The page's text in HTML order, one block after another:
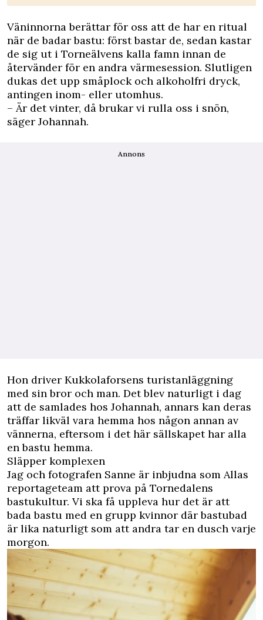
Väninnorna berättar för oss att de har en ritual
när de badar bastu: först bastar de, sedan kastar
de sig ut i Torneälvens kalla famn innan de
återvänder för en andra värmesession. Slutligen
dukas det upp småplock och alkoholfri dryck,
antingen inom- eller utomhus.
– Är det vinter, då brukar vi rulla oss i snön,
säger Johannah.
Annons
Hon driver Kukkolaforsens turistanläggning
med sin bror och man. Det blev naturligt i dag
att de samlades hos Johannah, annars kan deras
träffar likväl vara hemma hos någon annan av
vännerna, eftersom i det här sällskapet har alla
en bastu hemma.
Släpper komplexen
Jag och fotografen Sanne är inbjudna som Allas
reportageteam att prova på Tornedalens
bastukultur. Vi ska få uppleva hur det är att
bada bastu med en grupp kvinnor där bastubad
är lika naturligt som att andra tar en dusch varje
morgon.